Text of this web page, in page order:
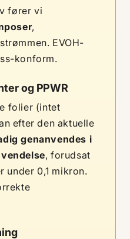
fører vi
,
EVOH-
konform.
og PPWR
folier (intet
efter den aktuelle
genanvendes i
, forudsat
under 0,1 mikron.